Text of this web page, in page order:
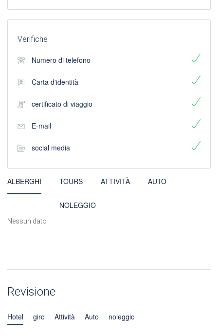
Verifiche
Numero di telefono
Carta d'identità
certificato di viaggio
E-mail
social media
ALBERGHI TOURS ATTIVITÀ AUTO
NOLEGGIO
Nessun dato
Revisione
Hotel giro Attività Auto noleggio